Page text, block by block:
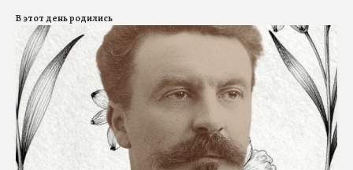
В этот день родились